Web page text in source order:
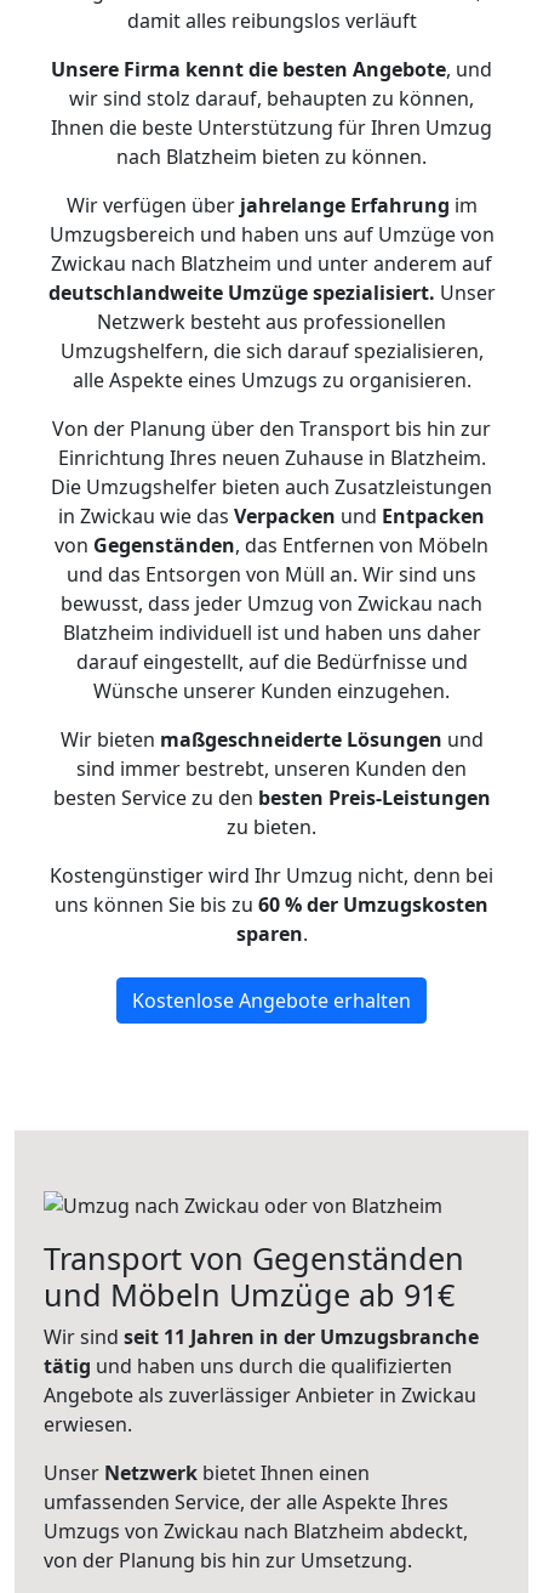
damit alles reibungslos verläuft
Unsere Firma kennt die besten Angebote, und
wir sind stolz darauf, behaupten zu können,
Ihnen die beste Unterstützung für Ihren Umzug
nach Blatzheim bieten zu können.
Wir verfügen überjahrelange Erfahrung im
Umzugsbereich und haben uns auf Umzüge von
Zwickau nach Blatzheim und unter anderem auf
deutschlandweite Umzüge spezialisiert. Unser
Netzwerk besteht aus professionellen
Umzugshelfern, die sich darauf spezialisieren,
alle Aspekte eines Umzugs zu organisieren.
Von der Planung über den Transport bis hin zur
Einrichtung Ihres neuen Zuhause in Blatzheim.
Die Umzugshelfer bieten auch Zusatzleistungen
in Zwickau wie das Verpacken und Entpacken
von Gegenständen, das Entfernen von Möbeln
und das Entsorgen von Müll an. Wir sind uns
bewusst, dass jeder Umzug von Zwickau nach
Blatzheim individuell ist und haben uns daher
darauf eingestellt, auf die Bedürfnisse und
Wünsche unserer Kunden einzugehen.
Wir bieten maßgeschneiderte Lösungen und
sind immer bestrebt, unseren Kunden den
besten Service zu den besten Preis-Leistungen
zu bieten.
Kostengünstiger wird Ihr Umzug nicht, denn bei
uns können Sie bis zu 60 % der Umzugskosten
sparen.
Kostenlose Angebote erhalten
Transport von Gegenständen
und Möbeln Umzüge ab 91€
Wir sind seit 11 Jahren in der Umzugsbranche
tätig und haben uns durch die qualifizierten
Angebote als zuverlässiger Anbieter in Zwickau
erwiesen.
Unser Netzwerk bietet Ihnen einen
umfassenden Service, der alle Aspekte Ihres
Umzugs von Zwickau nach Blatzheim abdeckt,
von der Planung bis hin zur Umsetzung.